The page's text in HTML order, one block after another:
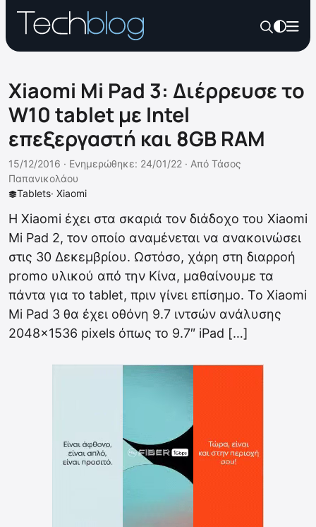
Xiaomi Mi Pad 3: Διέρρευσε το
W10 tablet με Intel
επεξεργαστή και 8GB RAM
Tablets· Xiaomi
15/12/2016 · Ενημερώθηκε: 24/01/22 · Από Τάσος
Παπανικολάου
Η Xiaomi έχει στα σκαριά τον διάδοχο του Xiaomi
Mi Pad 2, τον οποίο αναμένεται να ανακοινώσει
στις 30 Δεκεμβρίου. Ωστόσο, χάρη στη διαρροή
promo υλικού από την Κίνα, μαθαίνουμε τα
πάντα για το tablet, πριν γίνει επίσημο. Το Xiaomi
Mi Pad 3 θα έχει οθόνη 9.7 ιντσών ανάλυσης
2048×1536 pixels όπως το 9.7″ iPad […]